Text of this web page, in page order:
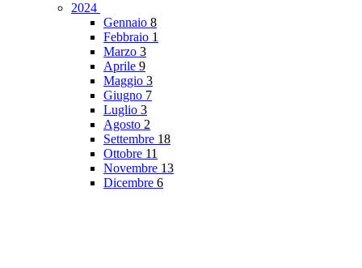
2024
Gennaio 8
Febbraio 1
Marzo 3
Aprile 9
Maggio 3
Giugno 7
Luglio 3
Agosto 2
Settembre 18
Ottobre 11
Novembre 13
Dicembre 6